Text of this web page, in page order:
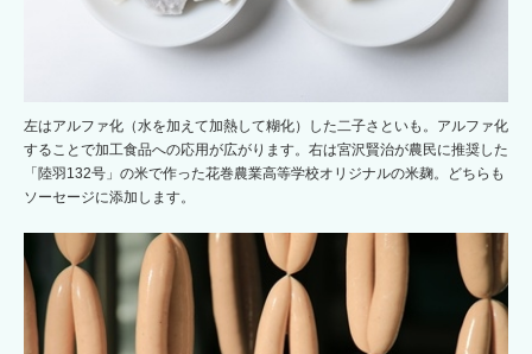
左はアルファ化（水を加えて加熱して糊化）した二子さといも。アルファ化
することで加工食品への応用が広がります。右は宮沢賢治が農民に推奨した
「陸羽132号」の米で作った花巻農業高等学校オリジナルの米麹。どちらも
ソーセージに添加します。